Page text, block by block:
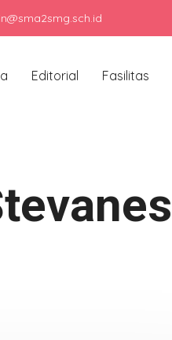
Menjadi sekolah
Editorial Fasilitas